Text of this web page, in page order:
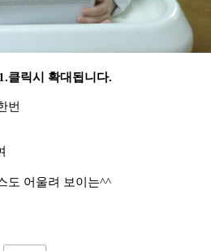
클릭시 확대됩니다.
번
도 어울려 보이는^^